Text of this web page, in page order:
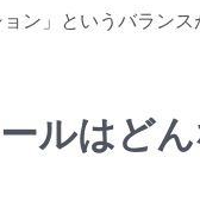
ン」というバランス
ルはど